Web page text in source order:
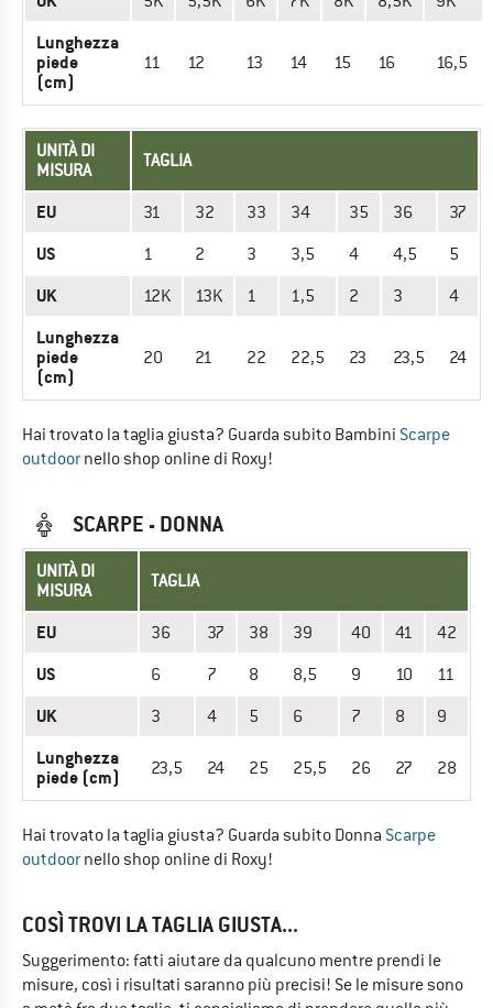
Lunghezza
piede
(cm)
11 12 13 14 15 16 16,5
UNITÀ DI
MISURA
TAGLIA
EU 31 32 33 34 35 36 37
US 1 2 3 3,5 4 4,5 5
UK 12K 13K 1 1,5 2 3 4
Lunghezza
piede
(cm)
20 21 22 22,5 23 23,5 24
Hai trovato la taglia giusta? Guarda subito Bambini Scarpe
outdoor nello shop online di Roxy!
SCARPE - DONNA
UNITÀ DI
MISURA
TAGLIA
EU 36 37 38 39 40 41 42
US 6 7 8 8,5 9 10 11
UK 3 4 5 6 7 8 9
Lunghezza
piede (cm)
23,5 24 25 25,5 26 27 28
Hai trovato la taglia giusta? Guarda subito Donna Scarpe
outdoor nello shop online di Roxy!
COSÌ TROVI LA TAGLIA GIUSTA...
Suggerimento: fatti aiutare da qualcuno mentre prendi le
misure, così i risultati saranno più precisi! Se le misure sono